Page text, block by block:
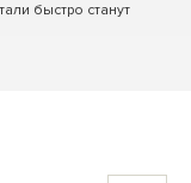
быстро станут